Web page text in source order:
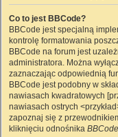
Co to jest BBCode?
BBCode jest specjalną
kontrolę formatowania
BBCode na forum jest
administratora. Można
zaznaczając odpowiednią
BBCode jest podobny w
nawiasach kwadratowych
nawiasach ostrych
zapoznaj się z
kliknięciu odnośnika BBCode